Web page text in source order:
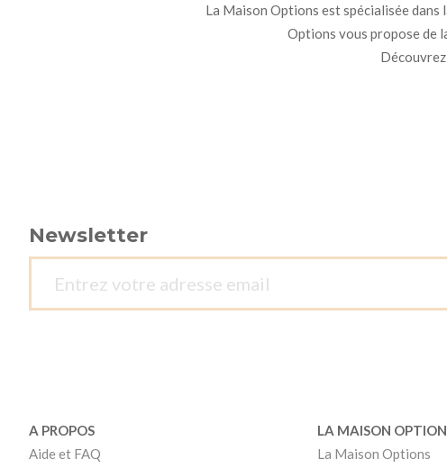
La Maison Options est spécialisée
Options vous propose de
Newsletter
A PROPOS
Aide et FAQ
LA MAISON
La Maison Options